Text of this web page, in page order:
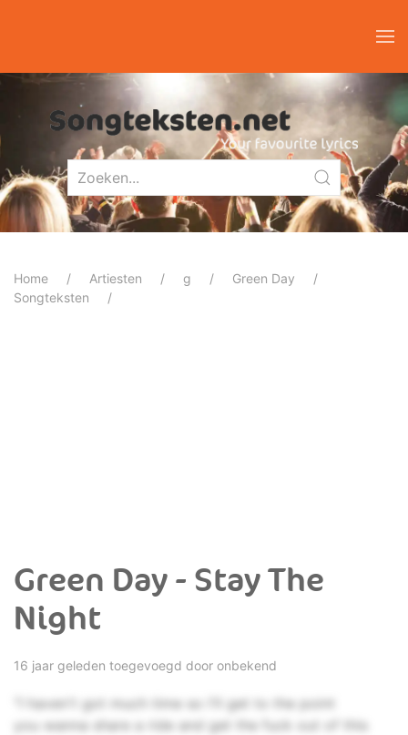
Home Artiesten g
Green Day
Songteksten
Green Day - Stay The
Night
16 jaar geleden toegevoegd door onbekend
"I haven't got much time so I'll get to the point
you wanna share a ride and get the fuck out of this